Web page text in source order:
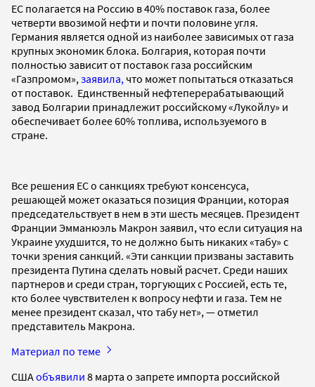
ЕС полагается на Россию в 40% поставок газа, более
четверти ввозимой нефти и почти половине угля.
Германия является одной из наиболее зависимых от газа
крупных экономик блока. Болгария, которая почти
полностью зависит от поставок газа российским
«Газпромом», заявила, что может попытаться отказаться
от поставок. Единственный нефтеперерабатывающий
завод Болгарии принадлежит российскому «Лукойлу» и
обеспечивает более 60% топлива, используемого в
стране.
Все решения ЕС о санкциях требуют консенсуса,
решающей может оказаться позиция Франции, которая
председательствует в нем в эти шесть месяцев. Президент
Франции Эмманюэль Макрон заявил, что если ситуация на
Украине ухудшится, то не должно быть никаких «табу» с
точки зрения санкций. «Эти санкции призваны заставить
президента Путина сделать новый расчет. Среди наших
партнеров и среди стран, торгующих с Россией, есть те,
кто более чувствителен к вопросу нефти и газа. Тем не
менее президент сказал, что табу нет», — отметил
представитель Макрона.
Материал по теме
СШАобъявили 8 марта о запрете импорта российской